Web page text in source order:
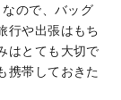
ので、バッグ
行や出張はもち
はとても大切で
携帯しておきた